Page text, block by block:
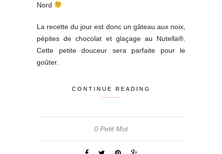
Nord
La recette du jour est donc un gâteau aux noix,
pépites de chocolat et glaçage au Nutella®.
Cette petite douceur sera parfaite pour le
goûter.
CONTINUE READING
0 Petit Mot